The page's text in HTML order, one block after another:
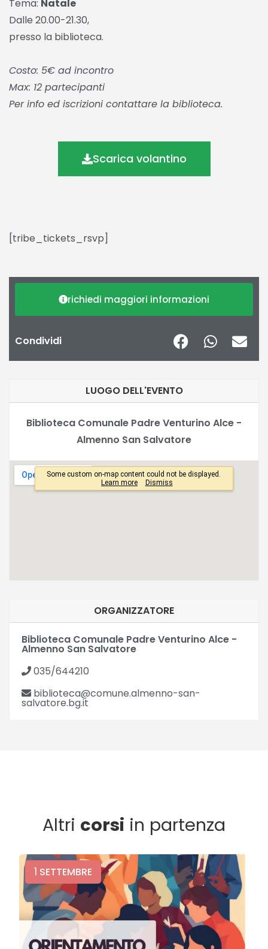
Tema: Natale
Dalle 20.00-21.30,
presso la biblioteca.
Costo: 5€ ad incontro
Max: 12 partecipanti
Per info ed iscrizioni contattare la biblioteca.
Scarica volantino
[tribe_tickets_rsvp]
richiedi maggiori informazioni
Condividi
LUOGO DELL'EVENTO
Biblioteca Comunale Padre Venturino Alce -
Almenno San Salvatore
ORGANIZZATORE
Biblioteca Comunale Padre Venturino Alce -
Almenno San Salvatore
035/644210
biblioteca@comune.almenno-san-
salvatore.bg.it
Altri corsi in partenza
1 SETTEMBRE